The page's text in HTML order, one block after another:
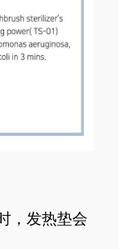
，发热垫会